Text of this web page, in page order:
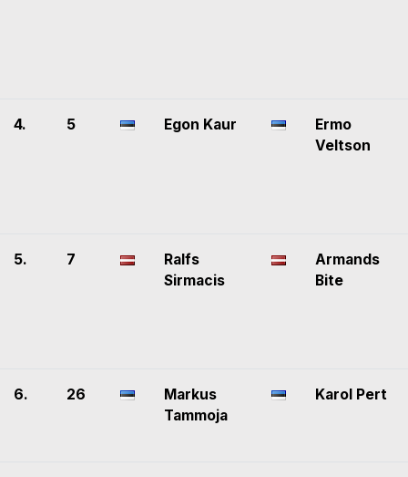
4. 5 Egon Kaur
Ermo
Veltson
5. 7
Ralfs
Sirmacis
Armands
Bite
6. 26
Markus
Tammoja
Karol Pert